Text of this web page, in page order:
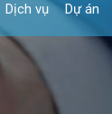
Dịch vụ Dự án